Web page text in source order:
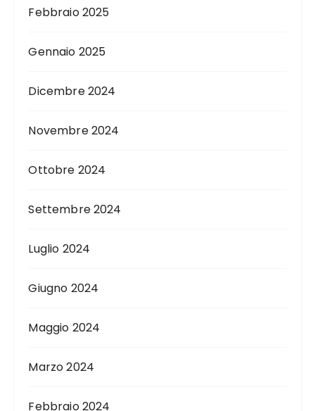
Febbraio 2025
Gennaio 2025
Dicembre 2024
Novembre 2024
Ottobre 2024
Settembre 2024
Luglio 2024
Giugno 2024
Maggio 2024
Marzo 2024
Febbraio 2024